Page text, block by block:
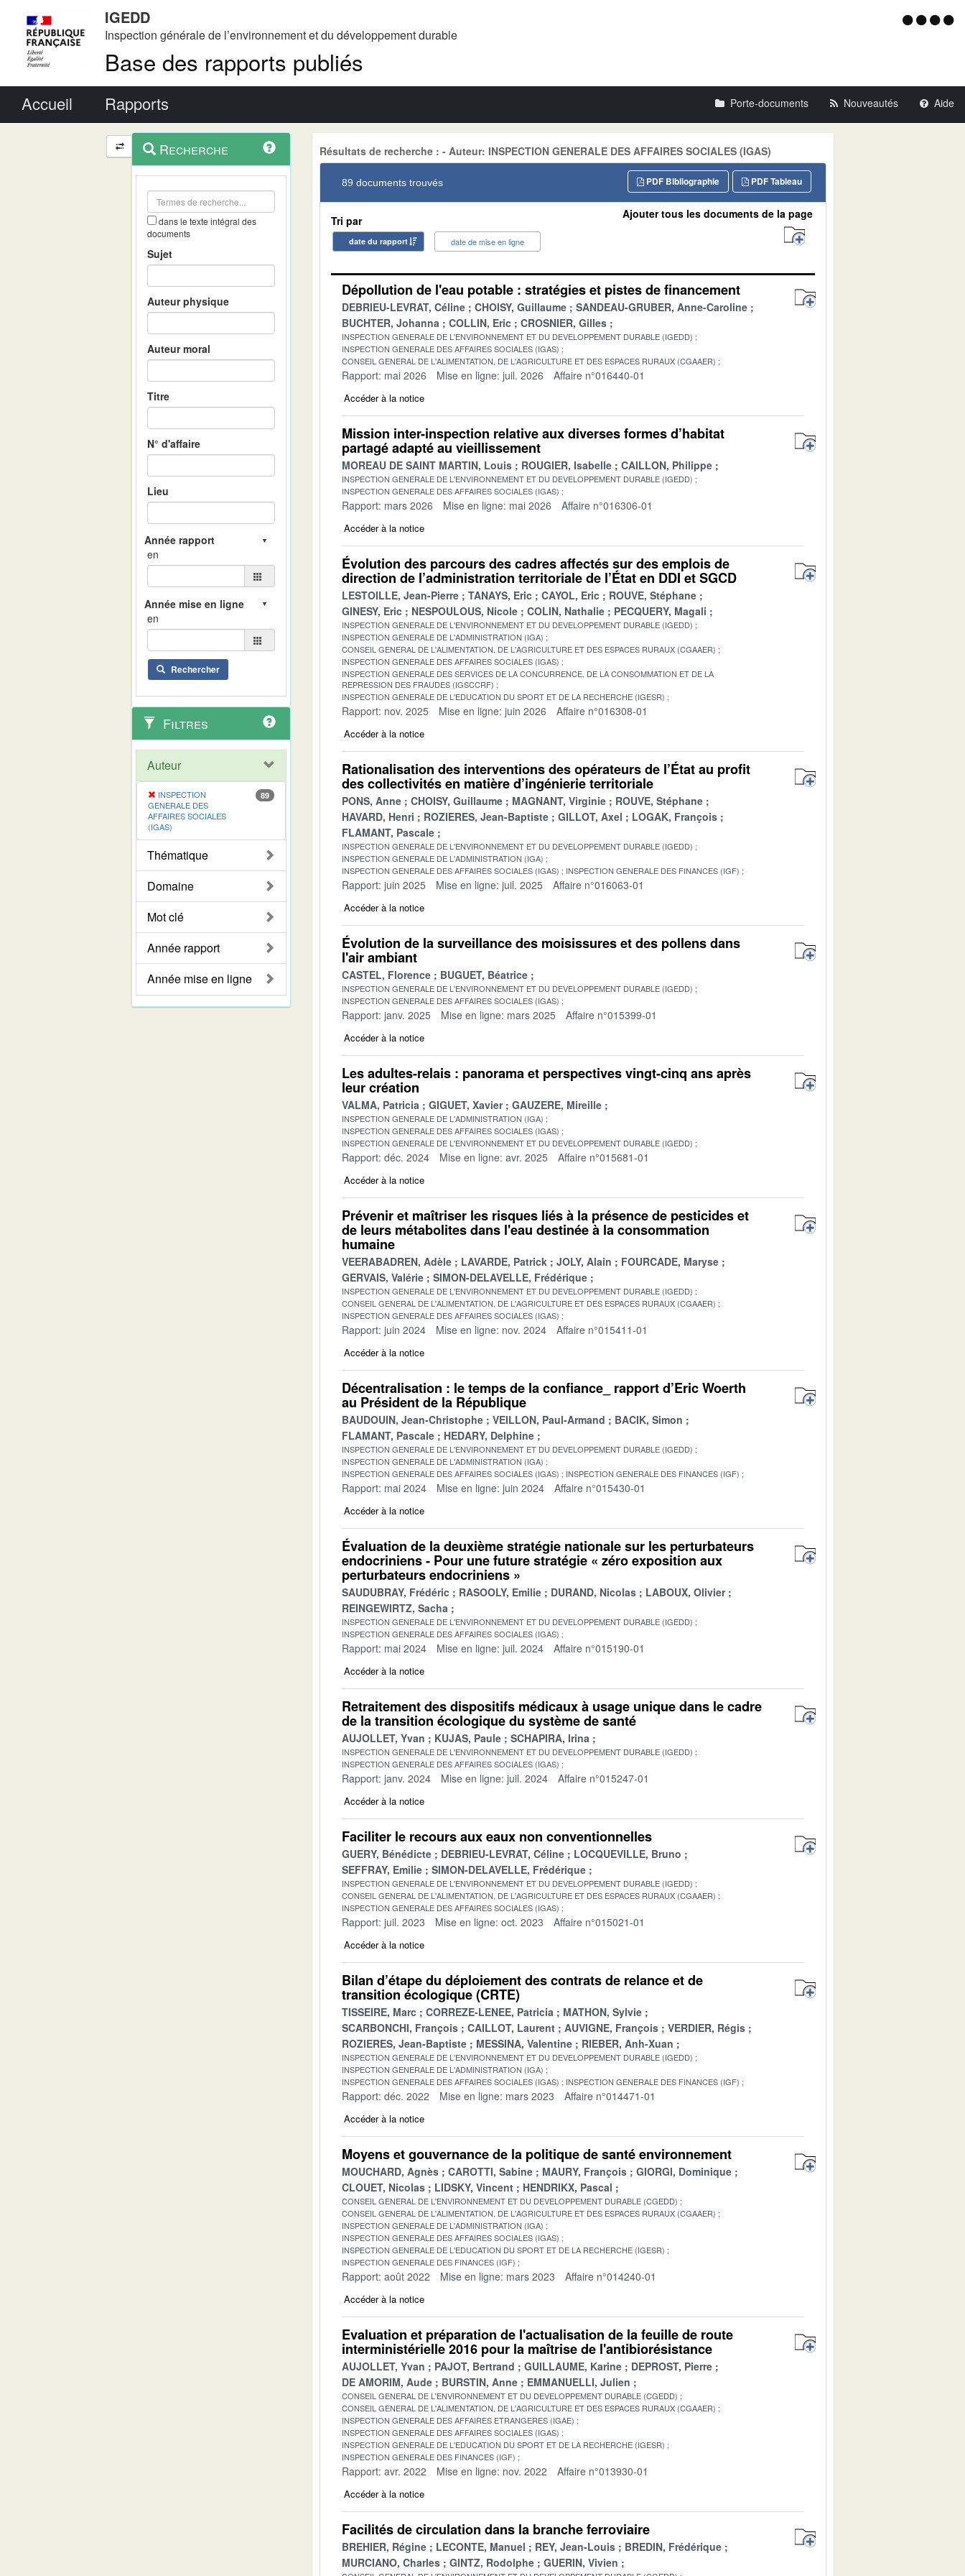
IGEDD
Inspection générale de l’environnement et du développement durable
Base des rapports publiés
Menu
Accueil Rapports Porte-documents Nouveautés Aide
Navigation
et
outils
contextuel
Recherche
dans le texte intégral des
documents
Sujet
Auteur physique
Auteur moral
Titre
N° d'affaire
Lieu
en
en
Rechercher
Filtres
Auteur
INSPECTION
GENERALE DES
AFFAIRES SOCIALES
(IGAS)
89
Thématique
Domaine
Mot clé
Année rapport
Année mise en ligne
Résultats de recherche : - Auteur: INSPECTION GENERALE DES AFFAIRES SOCIALES (IGAS)
89 documents trouvés PDF Tableau
PDF Bibliographie
Tri par
date du rapport date de mise en ligne
Ajouter tous les documents de la page
Dépollution de l'eau potable : stratégies et pistes de financement
DEBRIEU-LEVRAT, Céline CHOISY, Guillaume
SANDEAU-GRUBER, Anne-Caroline
BUCHTER, Johanna
COLLIN, Eric CROSNIER, Gilles
INSPECTION GENERALE DE L'ENVIRONNEMENT ET DU DEVELOPPEMENT DURABLE (IGEDD)
INSPECTION GENERALE DES AFFAIRES SOCIALES (IGAS)
CONSEIL GENERAL DE L'ALIMENTATION, DE L'AGRICULTURE ET DES ESPACES RURAUX (CGAAER)
Rapport: mai 2026 Mise en ligne: juil. 2026 Affaire n°016440-01
Accéder à la notice
Mission inter-inspection relative aux diverses formes d’habitat
partagé adapté au vieillissement
MOREAU DE SAINT MARTIN, Louis ROUGIER, Isabelle CAILLON, Philippe
INSPECTION GENERALE DE L'ENVIRONNEMENT ET DU DEVELOPPEMENT DURABLE (IGEDD)
INSPECTION GENERALE DES AFFAIRES SOCIALES (IGAS)
Rapport: mars 2026 Mise en ligne: mai 2026 Affaire n°016306-01
Accéder à la notice
Évolution des parcours des cadres affectés sur des emplois de
direction de l’administration territoriale de l’État en DDI et SGCD
LESTOILLE, Jean-Pierre TANAYS, Eric CAYOL, Eric
ROUVE, Stéphane
GINESY, Eric
NESPOULOUS, Nicole COLIN, Nathalie PECQUERY, Magali
INSPECTION GENERALE DE L'ENVIRONNEMENT ET DU DEVELOPPEMENT DURABLE (IGEDD)
INSPECTION GENERALE DE L'ADMINISTRATION (IGA)
CONSEIL GENERAL DE L'ALIMENTATION, DE L'AGRICULTURE ET DES ESPACES RURAUX (CGAAER)
INSPECTION GENERALE DES AFFAIRES SOCIALES (IGAS)
INSPECTION GENERALE DES SERVICES DE LA CONCURRENCE, DE LA CONSOMMATION ET DE LA
REPRESSION DES FRAUDES (IGSCCRF)
INSPECTION GENERALE DE L'EDUCATION DU SPORT ET DE LA RECHERCHE (IGESR)
Rapport: nov. 2025 Mise en ligne: juin 2026 Affaire n°016308-01
Accéder à la notice
Rationalisation des interventions des opérateurs de l’État au profit
des collectivités en matière d’ingénierie territoriale
PONS, Anne CHOISY, Guillaume MAGNANT, Virginie
ROUVE, Stéphane
HAVARD, Henri
ROZIERES, Jean-Baptiste GILLOT, Axel
LOGAK, François
FLAMANT, Pascale
INSPECTION GENERALE DE L'ENVIRONNEMENT ET DU DEVELOPPEMENT DURABLE (IGEDD)
INSPECTION GENERALE DE L'ADMINISTRATION (IGA)
INSPECTION GENERALE DES AFFAIRES SOCIALES (IGAS)
INSPECTION GENERALE DES FINANCES (IGF)
Rapport: juin 2025 Mise en ligne: juil. 2025 Affaire n°016063-01
Accéder à la notice
Évolution de la surveillance des moisissures et des pollens dans
l'air ambiant
CASTEL, Florence BUGUET, Béatrice
INSPECTION GENERALE DE L'ENVIRONNEMENT ET DU DEVELOPPEMENT DURABLE (IGEDD)
INSPECTION GENERALE DES AFFAIRES SOCIALES (IGAS)
Rapport: janv. 2025 Mise en ligne: mars 2025 Affaire n°015399-01
Accéder à la notice
Les adultes-relais : panorama et perspectives vingt-cinq ans après
leur création
VALMA, Patricia GIGUET, Xavier GAUZERE, Mireille
INSPECTION GENERALE DE L'ADMINISTRATION (IGA)
INSPECTION GENERALE DES AFFAIRES SOCIALES (IGAS)
INSPECTION GENERALE DE L'ENVIRONNEMENT ET DU DEVELOPPEMENT DURABLE (IGEDD)
Rapport: déc. 2024 Mise en ligne: avr. 2025 Affaire n°015681-01
Accéder à la notice
Prévenir et maîtriser les risques liés à la présence de pesticides et
de leurs métabolites dans l'eau destinée à la consommation
humaine
VEERABADREN, Adèle LAVARDE, Patrick JOLY, Alain
FOURCADE, Maryse
GERVAIS, Valérie
SIMON-DELAVELLE, Frédérique
INSPECTION GENERALE DE L'ENVIRONNEMENT ET DU DEVELOPPEMENT DURABLE (IGEDD)
CONSEIL GENERAL DE L'ALIMENTATION, DE L'AGRICULTURE ET DES ESPACES RURAUX (CGAAER)
INSPECTION GENERALE DES AFFAIRES SOCIALES (IGAS)
Rapport: juin 2024 Mise en ligne: nov. 2024 Affaire n°015411-01
Accéder à la notice
Décentralisation : le temps de la confiance_ rapport d’Eric Woerth
au Président de la République
BAUDOUIN, Jean-Christophe VEILLON, Paul-Armand
BACIK, Simon
FLAMANT, Pascale
HEDARY, Delphine
INSPECTION GENERALE DE L'ENVIRONNEMENT ET DU DEVELOPPEMENT DURABLE (IGEDD)
INSPECTION GENERALE DE L'ADMINISTRATION (IGA)
INSPECTION GENERALE DES AFFAIRES SOCIALES (IGAS)
INSPECTION GENERALE DES FINANCES (IGF)
Rapport: mai 2024 Mise en ligne: juin 2024 Affaire n°015430-01
Accéder à la notice
Évaluation de la deuxième stratégie nationale sur les perturbateurs
endocriniens - Pour une future stratégie « zéro exposition aux
perturbateurs endocriniens »
SAUDUBRAY, Frédéric RASOOLY, Emilie DURAND, Nicolas
LABOUX, Olivier
REINGEWIRTZ, Sacha
INSPECTION GENERALE DE L'ENVIRONNEMENT ET DU DEVELOPPEMENT DURABLE (IGEDD)
INSPECTION GENERALE DES AFFAIRES SOCIALES (IGAS)
Rapport: mai 2024 Mise en ligne: juil. 2024 Affaire n°015190-01
Accéder à la notice
Retraitement des dispositifs médicaux à usage unique dans le cadre
de la transition écologique du système de santé
AUJOLLET, Yvan KUJAS, Paule SCHAPIRA, Irina
INSPECTION GENERALE DE L'ENVIRONNEMENT ET DU DEVELOPPEMENT DURABLE (IGEDD)
INSPECTION GENERALE DES AFFAIRES SOCIALES (IGAS)
Rapport: janv. 2024 Mise en ligne: juil. 2024 Affaire n°015247-01
Accéder à la notice
Faciliter le recours aux eaux non conventionnelles
GUERY, Bénédicte DEBRIEU-LEVRAT, Céline
LOCQUEVILLE, Bruno
SEFFRAY, Emilie
SIMON-DELAVELLE, Frédérique
INSPECTION GENERALE DE L'ENVIRONNEMENT ET DU DEVELOPPEMENT DURABLE (IGEDD)
CONSEIL GENERAL DE L'ALIMENTATION, DE L'AGRICULTURE ET DES ESPACES RURAUX (CGAAER)
INSPECTION GENERALE DES AFFAIRES SOCIALES (IGAS)
Rapport: juil. 2023 Mise en ligne: oct. 2023 Affaire n°015021-01
Accéder à la notice
Bilan d’étape du déploiement des contrats de relance et de
transition écologique (CRTE)
TISSEIRE, Marc CORREZE-LENEE, Patricia
MATHON, Sylvie
SCARBONCHI, François
CAILLOT, Laurent AUVIGNE, François
VERDIER, Régis
ROZIERES, Jean-Baptiste
MESSINA, Valentine RIEBER, Anh-Xuan
INSPECTION GENERALE DE L'ENVIRONNEMENT ET DU DEVELOPPEMENT DURABLE (IGEDD)
INSPECTION GENERALE DE L'ADMINISTRATION (IGA)
INSPECTION GENERALE DES AFFAIRES SOCIALES (IGAS)
INSPECTION GENERALE DES FINANCES (IGF)
Rapport: déc. 2022 Mise en ligne: mars 2023 Affaire n°014471-01
Accéder à la notice
Moyens et gouvernance de la politique de santé environnement
MOUCHARD, Agnès CAROTTI, Sabine MAURY, François
GIORGI, Dominique
CLOUET, Nicolas
LIDSKY, Vincent HENDRIKX, Pascal
CONSEIL GENERAL DE L'ENVIRONNEMENT ET DU DEVELOPPEMENT DURABLE (CGEDD)
CONSEIL GENERAL DE L'ALIMENTATION, DE L'AGRICULTURE ET DES ESPACES RURAUX (CGAAER)
INSPECTION GENERALE DE L'ADMINISTRATION (IGA)
INSPECTION GENERALE DES AFFAIRES SOCIALES (IGAS)
INSPECTION GENERALE DE L'EDUCATION DU SPORT ET DE LA RECHERCHE (IGESR)
INSPECTION GENERALE DES FINANCES (IGF)
Rapport: août 2022 Mise en ligne: mars 2023 Affaire n°014240-01
Accéder à la notice
Evaluation et préparation de l'actualisation de la feuille de route
interministérielle 2016 pour la maîtrise de l'antibiorésistance
AUJOLLET, Yvan PAJOT, Bertrand GUILLAUME, Karine
DEPROST, Pierre
DE AMORIM, Aude
BURSTIN, Anne EMMANUELLI, Julien
CONSEIL GENERAL DE L'ENVIRONNEMENT ET DU DEVELOPPEMENT DURABLE (CGEDD)
CONSEIL GENERAL DE L'ALIMENTATION, DE L'AGRICULTURE ET DES ESPACES RURAUX (CGAAER)
INSPECTION GENERALE DES AFFAIRES ETRANGERES (IGAE)
INSPECTION GENERALE DES AFFAIRES SOCIALES (IGAS)
INSPECTION GENERALE DE L'EDUCATION DU SPORT ET DE LA RECHERCHE (IGESR)
INSPECTION GENERALE DES FINANCES (IGF)
Rapport: avr. 2022 Mise en ligne: nov. 2022 Affaire n°013930-01
Accéder à la notice
Facilités de circulation dans la branche ferroviaire
BREHIER, Régine LECONTE, Manuel REY, Jean-Louis
BREDIN, Frédérique
MURCIANO, Charles
GINTZ, Rodolphe GUERIN, Vivien